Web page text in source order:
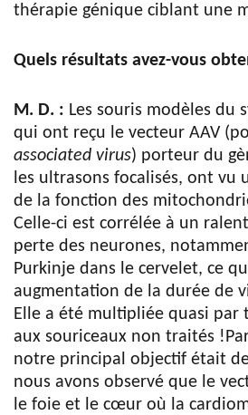
thérapie génique ciblant une
Quels résultats avez-vous
M. D. : Les souris modèles du
qui ont reçu le vecteur AAV
associated virus) porteur du
les ultrasons focalisés, ont vu
de la fonction des
Celle-ci est corrélée à un
perte des neurones,
Purkinje dans le cervelet, ce
augmentation de la durée de
Elle a été multipliée quasi
aux souriceaux non traités
notre principal objectif était
nous avons observé que le
le foie et le cœur où la